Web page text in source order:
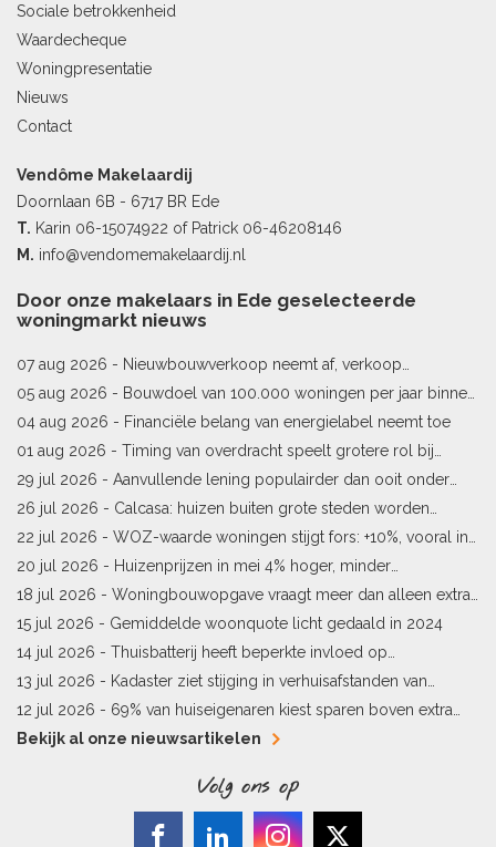
Sociale betrokkenheid
Waardecheque
Woningpresentatie
Nieuws
Contact
Vendôme Makelaardij
Doornlaan 6B - 6717 BR Ede
T. Karin 06-15074922 of Patrick 06-46208146
M. info@vendomemakelaardij.nl
Door onze makelaars in Ede geselecteerde
woningmarkt nieuws
07 aug 2026 - Nieuwbouwverkoop neemt af, verkoop
bestaande woningen stijgt
05 aug 2026 - Bouwdoel van 100.000 woningen per jaar binnen
bereik
04 aug 2026 - Financiële belang van energielabel neemt toe
01 aug 2026 - Timing van overdracht speelt grotere rol bij
woningprijs
29 jul 2026 - Aanvullende lening populairder dan ooit onder
starters
26 jul 2026 - Calcasa: huizen buiten grote steden worden
sneller meer waard
22 jul 2026 - WOZ-waarde woningen stijgt fors: +10%, vooral in
Limburg en Pekela
20 jul 2026 - Huizenprijzen in mei 4% hoger, minder
woningverkopen
18 jul 2026 - Woningbouwopgave vraagt meer dan alleen extra
vergunningen
15 jul 2026 - Gemiddelde woonquote licht gedaald in 2024
14 jul 2026 - Thuisbatterij heeft beperkte invloed op
energielabel
13 jul 2026 - Kadaster ziet stijging in verhuisafstanden van
kopers
12 jul 2026 - 69% van huiseigenaren kiest sparen boven extra
hypotheekaflossing
Bekijk al onze nieuwsartikelen
Volg ons op